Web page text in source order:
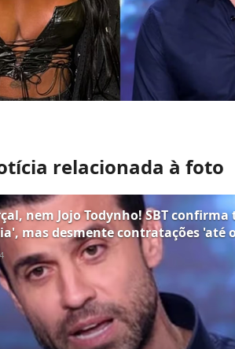
relacionada à foto
nem Jojo Todynho! SBT confirma
mas desmente contratações 'até